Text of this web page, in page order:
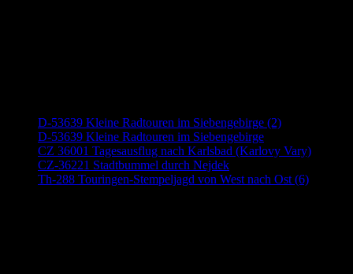
D-53639 Kleine Radtouren im Siebengebirge (2)
D-53639 Kleine Radtouren im Siebengebirge
CZ 36001 Tagesausflug nach Karlsbad (Karlovy Vary)
CZ-36221 Stadtbummel durch Nejdek
Th-288 Touringen-Stempeljagd von West nach Ost (6)